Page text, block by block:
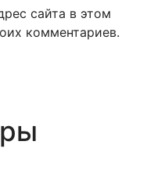
сайта в этом
комментариев.